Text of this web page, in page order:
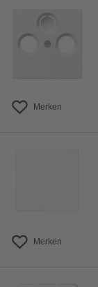
Merken
Merken